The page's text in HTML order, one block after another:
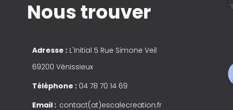
Nous trouver
Adresse : L'Initial 5 Rue Simone Veil
69200 Vénissieux
Téléphone : 04 78 70 14 69
Email : contact(at)escalecreation.fr